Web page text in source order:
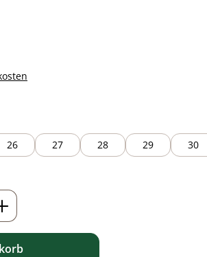
26 27 28 29 30
den gewünschten Wert